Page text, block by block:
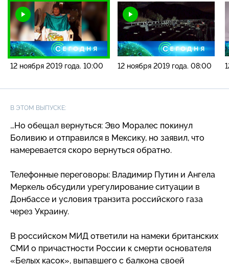
12 ноября 2019 года. 10:00 12 ноября 2019 года. 08:00
В ЭТОМ ВЫПУСКЕ:
…Но обещал вернуться: Эво Моралес покинул
Боливию и отправился в Мексику, но заявил, что
намеревается скоро вернуться обратно.
Телефонные переговоры: Владимир Путин и Ангела
Меркель обсудили урегулирование ситуации в
Донбассе и условия транзита российского газа
через Украину.
В российском МИД ответили на намеки британских
СМИ о причастности России к смерти основателя
«Белых касок», выпавшего с балкона своей